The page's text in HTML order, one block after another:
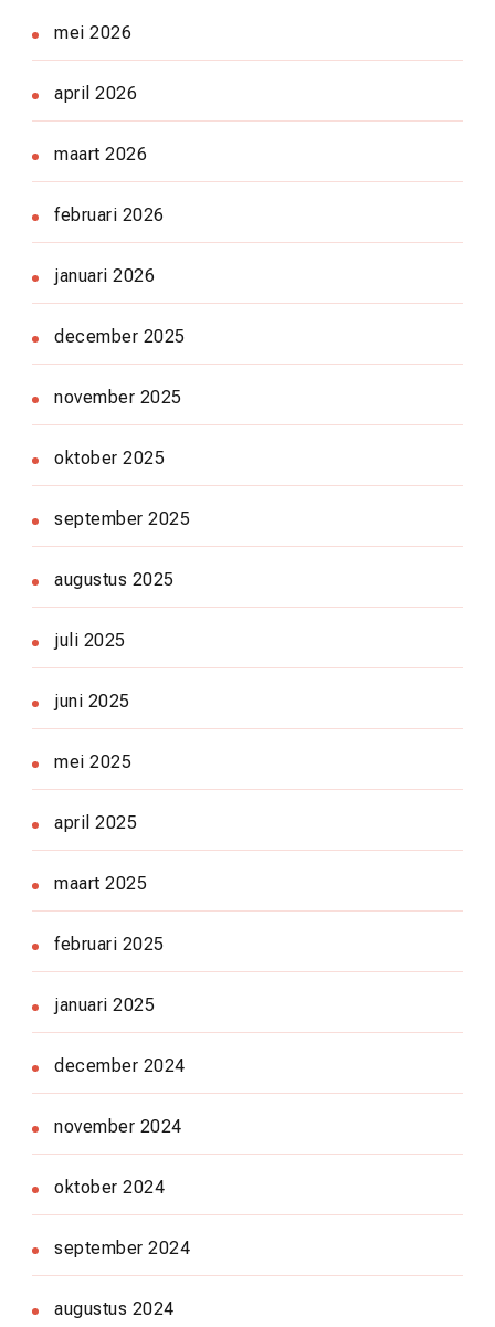
mei 2026
april 2026
maart 2026
februari 2026
januari 2026
december 2025
november 2025
oktober 2025
september 2025
augustus 2025
juli 2025
juni 2025
mei 2025
april 2025
maart 2025
februari 2025
januari 2025
december 2024
november 2024
oktober 2024
september 2024
augustus 2024